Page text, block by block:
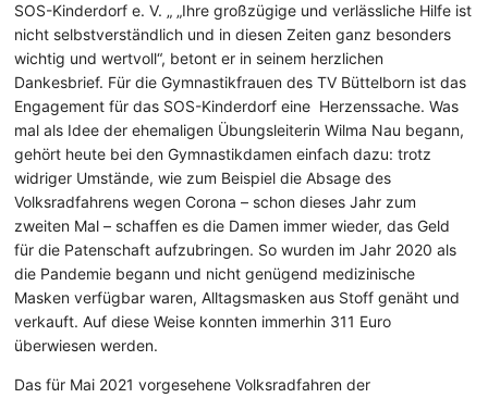
SOS-Kinderdorf e. V. „ „Ihre großzügige und verlässliche Hilfe ist
nicht selbstverständlich und in diesen Zeiten ganz besonders
wichtig und wertvoll“, betont er in seinem herzlichen
Dankesbrief. Für die Gymnastikfrauen des TV Büttelborn ist das
Engagement für das SOS-Kinderdorf eine Herzenssache. Was
mal als Idee der ehemaligen Übungsleiterin Wilma Nau begann,
gehört heute bei den Gymnastikdamen einfach dazu: trotz
widriger Umstände, wie zum Beispiel die Absage des
Volksradfahrens wegen Corona – schon dieses Jahr zum
zweiten Mal – schaffen es die Damen immer wieder, das Geld
für die Patenschaft aufzubringen. So wurden im Jahr 2020 als
die Pandemie begann und nicht genügend medizinische
Masken verfügbar waren, Alltagsmasken aus Stoff genäht und
verkauft. Auf diese Weise konnten immerhin 311 Euro
überwiesen werden.
Das für Mai 2021 vorgesehene Volksradfahren der